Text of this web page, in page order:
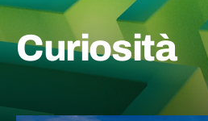
Curiosità